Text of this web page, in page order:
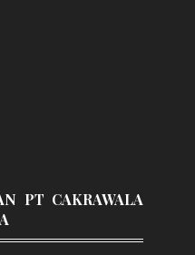
PT CAKRAWALA